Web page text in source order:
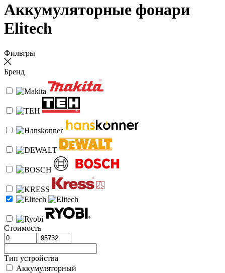
Аккумуляторные фонари
Elitech
Фильтры
Бренд
Стоимость
Тип устройства
Аккумуляторный